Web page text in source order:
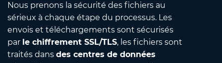
Nous prenons la sécurité des fichiers au
sérieux à chaque étape du processus. Les
envois et téléchargements sont sécurisés
par le chiffrement SSL/TLS, les fichiers sont
traités dans des centres de données